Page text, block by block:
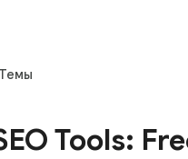
Темы
Tools: